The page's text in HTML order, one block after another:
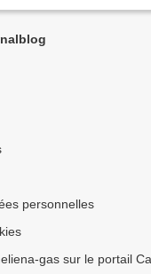
personnelles
gas sur le portail